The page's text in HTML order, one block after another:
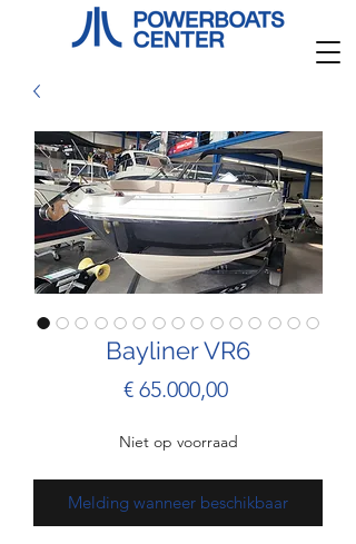
Bayliner VR6
€ 65.000,00Prijs
Niet op voorraad
Melding wanneer beschikbaar